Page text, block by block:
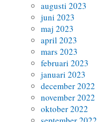
augusti 2023
juni 2023
maj 2023
april 2023
mars 2023
februari 2023
januari 2023
december 2022
november 2022
oktober 2022